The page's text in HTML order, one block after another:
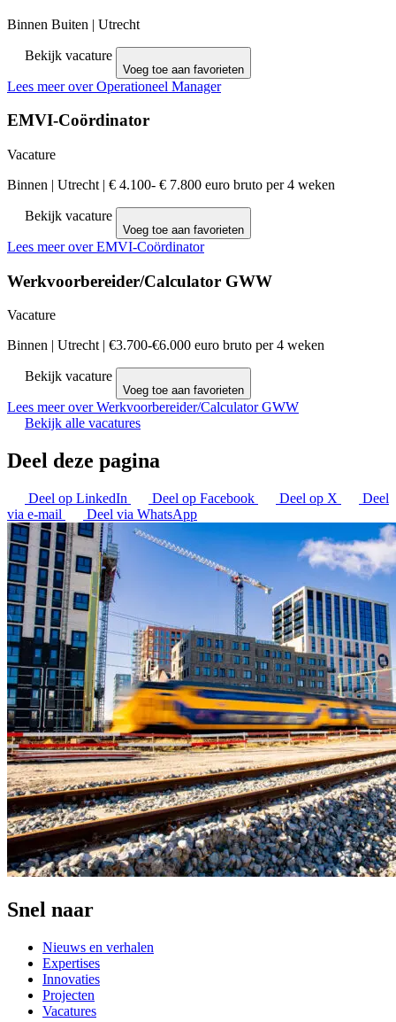
Binnen Buiten | Utrecht
Bekijk vacature
Voeg toe aan favorieten
Lees meer over Operationeel Manager
EMVI-Coördinator
Vacature
Binnen | Utrecht | € 4.100- € 7.800 euro bruto per 4 weken
Bekijk vacature
Voeg toe aan favorieten
Lees meer over EMVI-Coördinator
Werkvoorbereider/Calculator GWW
Vacature
Binnen | Utrecht | €3.700-€6.000 euro bruto per 4 weken
Bekijk vacature
Voeg toe aan favorieten
Lees meer over Werkvoorbereider/Calculator GWW
Bekijk alle vacatures
Deel deze pagina
Deel op LinkedIn Deel op Facebook Deel op X
Deel
via e-mail
Deel via WhatsApp
Snel naar
Nieuws en verhalen
Expertises
Innovaties
Projecten
Vacatures